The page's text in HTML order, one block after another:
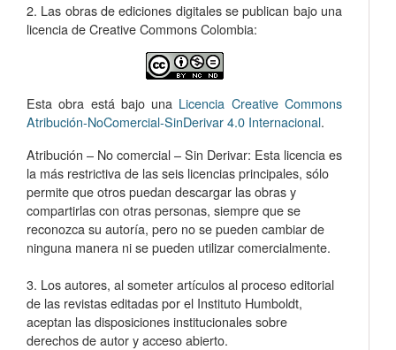
2. Las obras de ediciones digitales se publican bajo una
licencia de Creative Commons Colombia:
Esta obra está bajo una Licencia Creative Commons
Atribución-NoComercial-SinDerivar 4.0 Internacional.
Atribución – No comercial – Sin Derivar: Esta licencia es
la más restrictiva de las seis licencias principales, sólo
permite que otros puedan descargar las obras y
compartirlas con otras personas, siempre que se
reconozca su autoría, pero no se pueden cambiar de
ninguna manera ni se pueden utilizar comercialmente.
3. Los autores, al someter artículos al proceso editorial
de las revistas editadas por el Instituto Humboldt,
aceptan las disposiciones institucionales sobre
derechos de autor y acceso abierto.